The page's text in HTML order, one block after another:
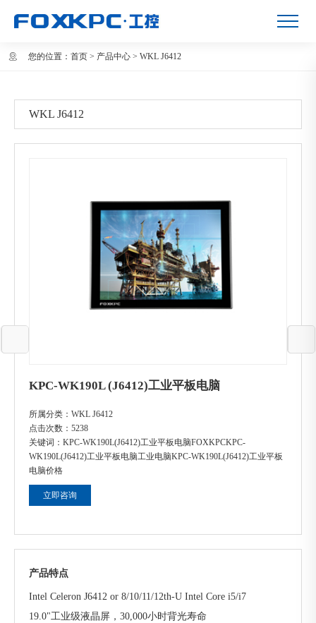
您的位置： 首页 > 产品中心 > WKL J6412
WKL J6412
KPC-WK190L (J6412)工业平板电脑
所属分类： WKL J6412
点击次数： 5238
关键词： KPC-WK190L(J6412)工业平板电脑FOXKPCKPC-
WK190L(J6412)工业平板电脑工业电脑KPC-WK190L(J6412)工业平板
电脑价格
立即咨询
产品特点
Intel Celeron J6412 or 8/10/11/12th-U Intel Core i5/i7
19.0"工业级液晶屏，30,000小时背光寿命